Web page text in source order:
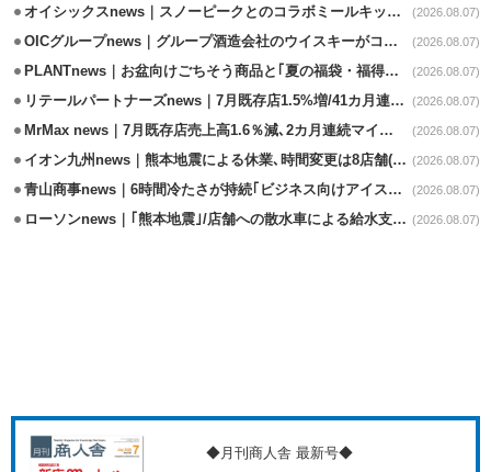
オイシックスnews｜スノーピークとのコラボミールキット8/13発売 (2026.08.07)
OICグループnews｜グループ酒造会社のウイスキーがコンペティション受賞 (2026.08.07)
PLANTnews｜お盆向けごちそう商品と｢夏の福袋・福得カート｣8/8から開催 (2026.08.07)
リテールパートナーズnews｜7月既存店1.5%増/41カ月連続増 (2026.08.07)
MrMax news｜7月既存店売上高1.6％減､2カ月連続マイナス (2026.08.07)
イオン九州news｜熊本地震による休業､時間変更は8店舗(8/7時点) (2026.08.07)
青山商事news｜6時間冷たさが持続｢ビジネス向けアイスベスト｣発売 (2026.08.07)
ローソンnews｜｢熊本地震｣/店舗への散水車による給水支援を開始 (2026.08.07)
◆月刊商人舎 最新号◆